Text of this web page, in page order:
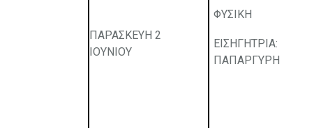
ΠΑΡΑΣΚΕΥΗ 2
ΙΟΥΝΙΟΥ
ΦΥΣΙΚΗ
ΕΙΣΗΓΗΤΡΙΑ:
ΠΑΠΑΡΓΥΡΗ